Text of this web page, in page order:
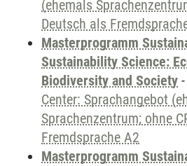
(ehemals
Deutsch als
Masterprogramm
Sustainability Science:
Biodiversity and Society -
Center: Sprachangebot
Sprachenzentrum; ohne
Fremdsprache A2
Masterprogramm